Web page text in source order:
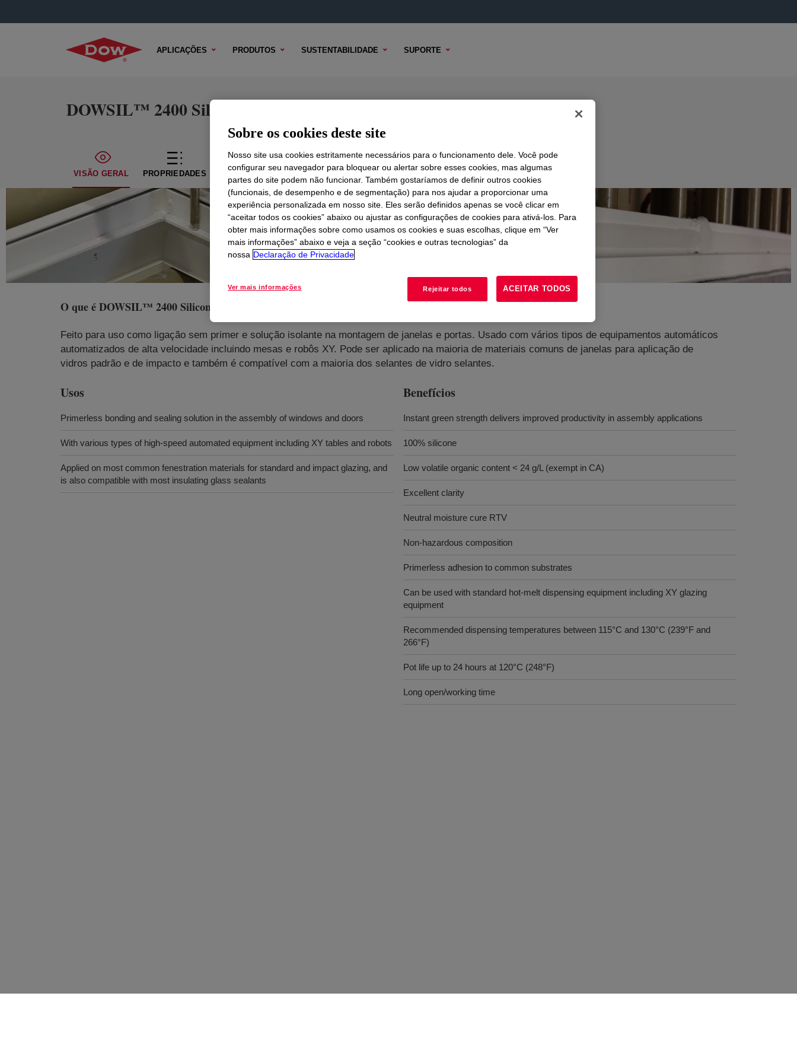
APLICAÇÕES PRODUTOS SUSTENTABILIDADE SUPORTE
DOWSIL™ 2400 Silicone Assembly Sealant
VISÃO GERAL PROPRIEDADES CONTEÚDO TÉCNICO OPÇÕES DE AMOSTRA OPÇÕES DE COMPRA
O que éDOWSIL™ 2400 Silicone Assembly Sealant
Feito para uso como ligação sem primer e solução isolante na montagem de janelas e portas. Usado com vários tipos de equipamentos automáticos
automatizados de alta velocidade incluindo mesas e robôs XY. Pode ser aplicado na maioria de materiais comuns de janelas para aplicação de
vidros padrão e de impacto e também é compatível com a maioria dos selantes de vidro selantes.
Usos
Primerless bonding and sealing solution in the assembly of windows and doors
With various types of high-speed automated equipment including XY tables and robots
Applied on most common fenestration materials for standard and impact glazing, and
is also compatible with most insulating glass sealants
Benefícios
Instant green strength delivers improved productivity in assembly applications
100% silicone
Low volatile organic content < 24 g/L (exempt in CA)
Excellent clarity
Neutral moisture cure RTV
Non-hazardous composition
Primerless adhesion to common substrates
Can be used with standard hot-melt dispensing equipment including XY glazing
equipment
Recommended dispensing temperatures between 115°C and 130°C (239°F and
266°F)
Pot life up to 24 hours at 120°C (248°F)
Long open/working time
Sobre os cookies deste site
Nosso site usa cookies estritamente necessários para o funcionamento dele. Você pode
configurar seu navegador para bloquear ou alertar sobre esses cookies, mas algumas
partes do site podem não funcionar. Também gostaríamos de definir outros cookies
(funcionais, de desempenho e de segmentação) para nos ajudar a proporcionar uma
experiência personalizada em nosso site. Eles serão definidos apenas se você clicar em
“aceitar todos os cookies” abaixo ou ajustar as configurações de cookies para ativá-los. Para
obter mais informações sobre como usamos os cookies e suas escolhas, clique em “Ver
mais informações” abaixo e veja a seção “cookies e outras tecnologias” da
nossa Declaração de Privacidade
Ver mais informações Rejeitar todos ACEITAR TODOS